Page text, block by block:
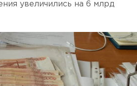
увеличились на 6 млрд